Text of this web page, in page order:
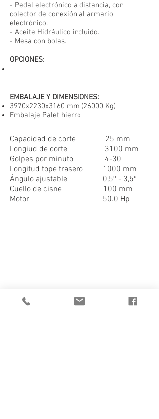
- Pedal electrónico a distancia, con
colector de conexión al armario
electrónico.
- Aceite Hidráulico incluido.
- Mesa con bolas.
OPCIONES:
EMBALAJE Y DIMENSIONES:
3970x2230x3160 mm (26000 Kg)
Embalaje Palet hierro
Capacidad de corte 25 mm
Longiud de corte 3100 mm
Golpes por minuto 4-30
Longitud tope trasero 1000 mm
Ángulo ajustable 0,5º - 3,5º
Cuello de cisne 100 mm
Motor 50.0 Hp